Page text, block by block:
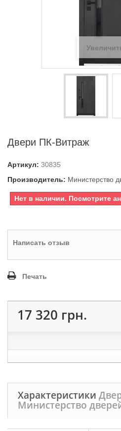
Двери ПК-Витраж
Артикул: 30835
Производитель: Министерство
Нет в наличии. Посмотрите
Написать отзыв
Печать
17 320 грн.
Характеристики
Министерство